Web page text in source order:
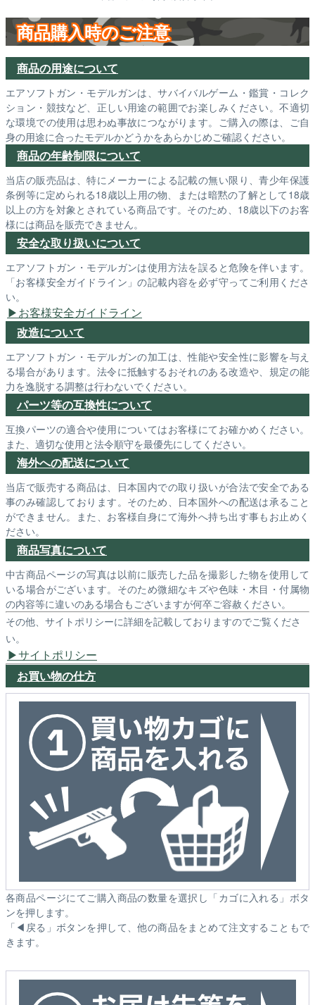
商品購入時のご注意
商品の用途について
エアソフトガン・モデルガンは、サバイバルゲーム・鑑賞・コレク
ション・競技など、正しい用途の範囲でお楽しみください。不適切
な環境での使用は思わぬ事故につながります。ご購入の際は、ご自
身の用途に合ったモデルかどうかをあらかじめご確認ください。
商品の年齢制限について
当店の販売品は、特にメーカーによる記載の無い限り、青少年保護
条例等に定められる18歳以上用の物、または暗黙の了解として18歳
以上の方を対象とされている商品です。そのため、18歳以下のお客
様には商品を販売できません。
安全な取り扱いについて
エアソフトガン・モデルガンは使用方法を誤ると危険を伴います。
「お客様安全ガイドライン」の記載内容を必ず守ってご利用くださ
い。
お客様安全ガイドライン
改造について
エアソフトガン・モデルガンの加工は、性能や安全性に影響を与え
る場合があります。法令に抵触するおそれのある改造や、規定の能
力を逸脱する調整は行わないでください。
パーツ等の互換性について
互換パーツの適合や使用についてはお客様にてお確かめください。
また、適切な使用と法令順守を最優先にしてください。
海外への配送について
当店で販売する商品は、日本国内での取り扱いが合法で安全である
事のみ確認しております。そのため、日本国外への配送は承ること
ができません。また、お客様自身にて海外へ持ち出す事もお止めく
ださい。
商品写真について
中古商品ページの写真は以前に販売した品を撮影した物を使用して
いる場合がございます。そのため微細なキズや色味・木目・付属物
の内容等に違いのある場合もございますが何卒ご容赦ください。
その他、サイトポリシーに詳細を記載しておりますのでご覧くださ
い。
サイトポリシー
お買い物の仕方
各商品ページにてご購入商品の数量を選択し「カゴに入れる」ボタ
ンを押します。
「◀戻る」ボタンを押して、他の商品をまとめて注文することもで
きます。